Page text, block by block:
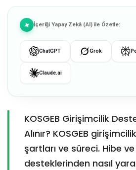
İçeriği Yapay Zekâ (AI) ile Özetle:
ChatGPT Grok
Claude.ai
KOSGEB Girişimcilik
Alınır? KOSGEB
şartları ve süreci. Hibe
desteklerinden nasıl